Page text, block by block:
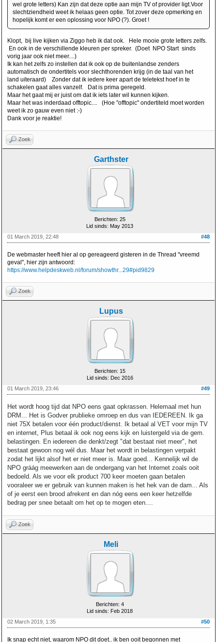
wel grote letters) Kan zijn dat deze optie aan mijn TV of provider ligt.Voor
slechtziendheid weet ik helaas geen optie. Tot zover deze opmerking en
hopelijk komt er een oplossing voor NPO (?). Groet !
Klopt, bij live kijken via Ziggo heb ik dat ook. Hele mooie grote letters zelfs.
En ook in de verschillende kleuren per spreker. (Doet NPO Start sinds
vorig jaar ook niet meer....)
Ik kan het zelfs zo instellen dat ik ook op de buitenlandse zenders
automatisch de ondertitels voor slechthorenden krijg (in de taal van het
land uiteraard) Zonder dat ik iedere keer apart de teletekst hoef in te
schakelen gaat alles vanzelf. Dat is prima geregeld.
Maar het gaat mij er juist om dat ik iets later wil kunnen kijken.
Maar het was inderdaad offtopic.... (Hoe "offtopic" ondertiteld moet worden
weet ik zo gauw even niet :-)
Dank voor je reaktie!
Zoek
Garthster
Berichten: 25
Lid sinds: May 2013
#48
01 March 2019, 22:48
De webmaster heeft hier al op gereageerd gisteren in de Thread "vreemd
geval", hier zijn antwoord:
https://www.helpdeskweb.nl/forum/showthr...29#pid9829
Zoek
Lupus
Berichten: 15
Lid sinds: Dec 2016
#49
01 March 2019, 23:46
Het wordt hoog tijd dat NPO eens gaat opkrassen. Helemaal met hun
DRM... Het is Godver prublieke omroep en dus van IEDEREEN. Ik ga
niet 75X betalen voor één product/dienst. Ik betaal al VET voor mijn TV
en internet, Plus betaal ik ook nog eens kijk en luistergeld via de gem.
belastingen. En iedereen die denkt/zegt "dat bestaat niet meer", het
bestaat gewoon nog wél dus. Maar het wordt in belastingen verpakt
zodat het lijkt alsof het er niet meer is. Maar goed... Kennelijk wil de
NPO gráág meewerken aan de ondergang van het Internet zoals ooit
bedoeld. Als we voor elk product 700 keer moeten gaan betalen
vooraleer we er gebruik van kunnen maken is het hek van de dam... Als
of je eerst een brood afrekent en dan nóg eens een keer hetzelfde
bedrag per snee betaalt om het op te mogen eten....
Zoek
Meli
Berichten: 4
Lid sinds: Feb 2018
#50
02 March 2019, 1:35
Ik snap echt niet, waarom NPO dit doet.. ik ben ooit begonnen met